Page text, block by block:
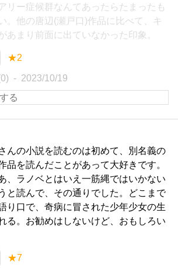
リー症候群なんてあったらたまったも
。他の唐辺(瀬戸口)作品に比べて、キ
あまり前面に出ていなかった印象。
★2
2023/10/19
んの小説を読むのは初めて、別名義の
品を読んだことがあって大好きです。
、ラノベとはいえ一筋縄ではいかない
と読んで、その通りでした。どこまで
り口で、奇病に冒された少年少女の生
る。お勧めはしないけど、おもしろい
★7